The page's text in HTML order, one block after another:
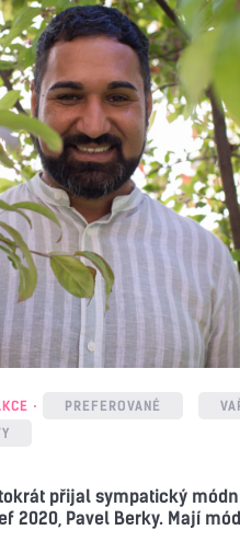
PREFEROVANÉ
přijal sympatický
2020, Pavel Berky. Mají